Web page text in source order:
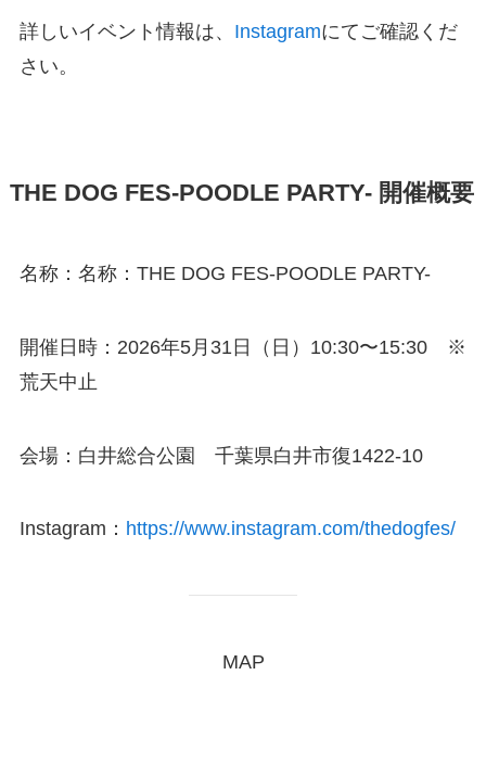
詳しいイベント情報は、 Instagramにてご確認くだ
さい。
THE DOG FES-POODLE PARTY- 開催概要
名称：名称：THE DOG FES-POODLE PARTY-
開催日時：2026年5月31日（日）10:30〜15:30 ※
荒天中止
会場：白井総合公園 千葉県白井市復1422-10
Instagram： https://www.instagram.com/thedogfes/
MAP